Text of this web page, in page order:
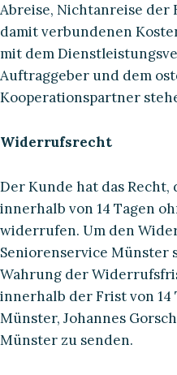
Abreise, Nichtanreise
damit verbundenen
mit dem
Auftraggeber und dem
Kooperationspartner
Widerrufsrecht
Der Kunde hat das
innerhalb von 14 Tagen
widerrufen. Um den
Seniorenservice
Wahrung der
innerhalb der Frist von 14
Münster, Johannes
Münster zu senden.